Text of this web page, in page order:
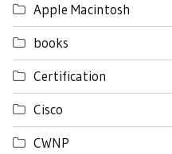
Apple Macintosh
books
Certification
Cisco
CWNP